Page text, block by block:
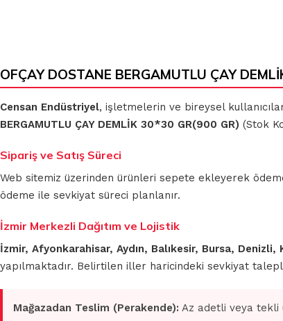
KLASIK
BEZLER
MUHTELİF
BEZLERİ
MİKROFİBER
TEMİZLİK
OTO GRUBU
OFÇAY DOSTANE BERGAMUTLU ÇAY
Censan Endüstriyel, işletmelerin ve bireysel
BERGAMUTLU ÇAY DEMLİK 30*30 GR(900 GR) (Stok
Sipariş ve Satış Süreci
Web sitemiz üzerinden ürünleri sepete ekleyerek
ödeme ile sevkiyat süreci planlanır.
İzmir Merkezli Dağıtım ve Lojistik
İzmir, Afyonkarahisar, Aydın, Balıkesir, Bursa,
yapılmaktadır. Belirtilen iller haricindeki sevkiyat
Mağazadan Teslim (Perakende): Az adetli veya tekli